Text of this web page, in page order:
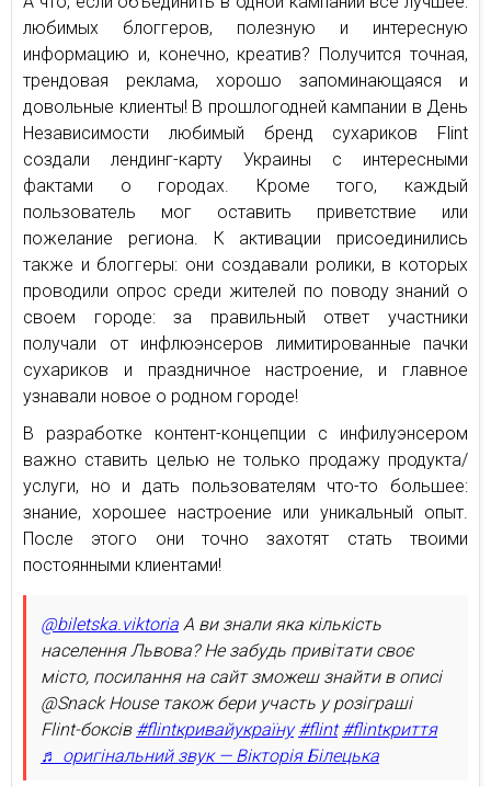
любимых блоггеров, полезную и интересную
информацию и, конечно, креатив? Получится точная,
трендовая реклама, хорошо запоминающаяся и
довольные клиенты! В прошлогодней кампании в День
Независимости любимый бренд сухариков Flint
создали лендинг-карту Украины с интересными
фактами о городах. Кроме того, каждый
пользователь мог оставить приветствие или
пожелание региона. К активации присоединились
также и блоггеры: они создавали ролики, в которых
проводили опрос среди жителей по поводу знаний о
своем городе: за правильный ответ участники
получали от инфлюэнсеров лимитированные пачки
сухариков и праздничное настроение, и главное
узнавали новое о родном городе!
В разработке контент-концепции с инфилуэнсером
важно ставить целью не только продажу продукта/
услуги, но и дать пользователям что-то большее:
знание, хорошее настроение или уникальный опыт.
После этого они точно захотят стать твоими
постоянными клиентами!
@biletska.viktoria А ви знали яка кількість
населення Львова? Не забудь привітати своє
місто, посилання на сайт зможеш знайти в описі
@Snack House також бери участь у розіграші
Flint-боксів #flintкривайукраїну #flint #flintкриття
♬ оригінальний звук — Вікторія Білецька